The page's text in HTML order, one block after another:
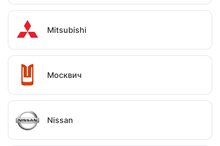
Mitsubishi
Москвич
Nissan